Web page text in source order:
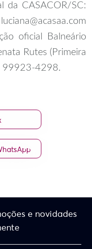
da CASACOR/SC:
oficial Balneário
Rutes (Primeira
99923-4298.
e novidades